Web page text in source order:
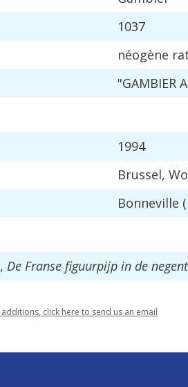
1037
néogène
"GAMBIER A
1994
Brussel,
Bonneville (
, De Franse figuurpijp in de
additions, click here to send us an email